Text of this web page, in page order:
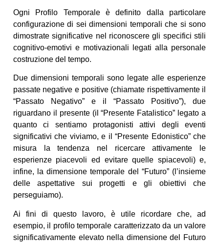
Ogni Profilo Temporale è definito dalla particolare
configurazione di sei dimensioni temporali che si sono
dimostrate significative nel riconoscere gli specifici stili
cognitivo-emotivi e motivazionali legati alla personale
costruzione del tempo.
Due dimensioni temporali sono legate alle esperienze
passate negative e positive (chiamate rispettivamente il
“Passato Negativo” e il “Passato Positivo”), due
riguardano il presente (il “Presente Fatalistico” legato a
quanto ci sentiamo protagonisti attivi degli eventi
significativi che viviamo, e il “Presente Edonistico” che
misura la tendenza nel ricercare attivamente le
esperienze piacevoli ed evitare quelle spiacevoli) e,
infine, la dimensione temporale del “Futuro” (l’insieme
delle aspettative sui progetti e gli obiettivi che
perseguiamo).
Ai fini di questo lavoro, è utile ricordare che, ad
esempio, il profilo temporale caratterizzato da un valore
significativamente elevato nella dimensione del Futuro